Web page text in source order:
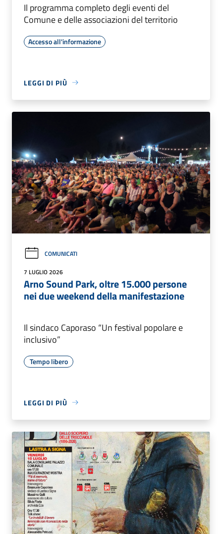
Il programma completo degli eventi del
Comune e delle associazioni del territorio
Accesso all'informazione
LEGGI DI PIÙ
COMUNICATI
7 LUGLIO 2026
Arno Sound Park, oltre 15.000 persone
nei due weekend della manifestazione
Il sindaco Caporaso “Un festival popolare e
inclusivo”
Tempo libero
LEGGI DI PIÙ